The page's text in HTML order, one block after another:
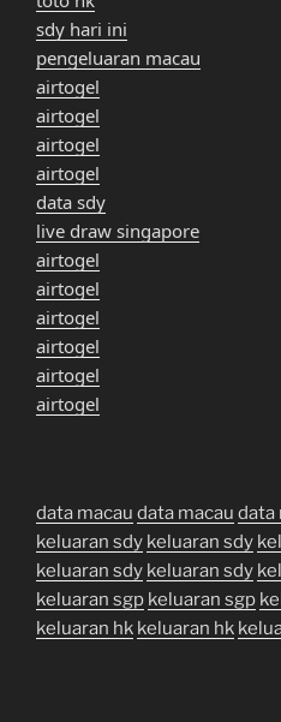
sdy hari ini
pengeluaran macau
airtogel
airtogel
airtogel
airtogel
data sdy
live draw singapore
airtogel
airtogel
airtogel
airtogel
airtogel
airtogel
data macau data macau data
keluaran sdy keluaran sdy
keluaran sdy keluaran sdy
keluaran sgp keluaran sgp
keluaran hk keluaran hk